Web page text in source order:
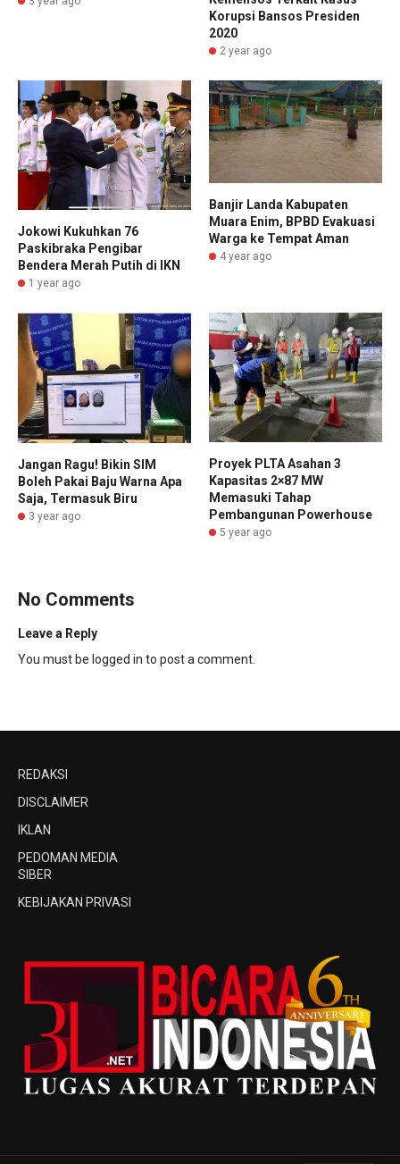
Korupsi Bansos Presiden
2020
2 year ago
Jokowi Kukuhkan 76
Paskibraka Pengibar
Bendera Merah Putih di IKN
1 year ago
Banjir Landa Kabupaten
Muara Enim, BPBD Evakuasi
Warga ke Tempat Aman
4 year ago
Jangan Ragu! Bikin SIM
Boleh Pakai Baju Warna Apa
Saja, Termasuk Biru
3 year ago
Proyek PLTA Asahan 3
Kapasitas 2×87 MW
Memasuki Tahap
Pembangunan Powerhouse
5 year ago
No Comments
Leave a Reply
You must be logged in to post a comment.
REDAKSI
DISCLAIMER
IKLAN
PEDOMAN MEDIA
SIBER
KEBIJAKAN PRIVASI